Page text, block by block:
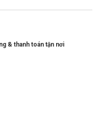
& thanh toán tận nơi